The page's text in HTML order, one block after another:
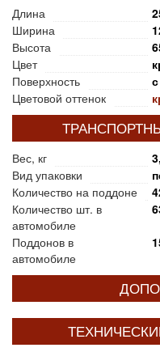
Длина
Ширина
Высота
Цвет
Поверхность
Цветовой оттенок
Вес, кг
Вид упаковки
Количество на поддоне
Количество шт. в
автомобиле
Поддонов в
автомобиле